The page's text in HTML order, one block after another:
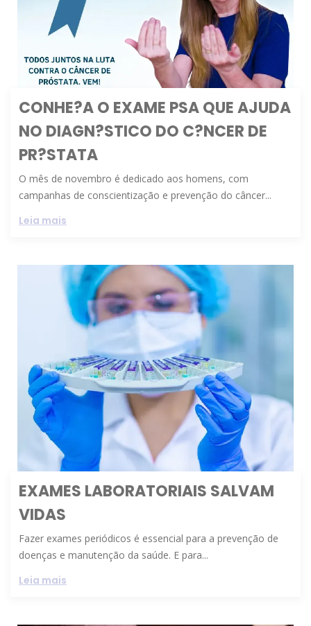
CONHE?A O EXAME PSA QUE AJUDA
NO DIAGN?STICO DO C?NCER DE
PR?STATA
O mês de novembro é dedicado aos homens, com
campanhas de conscientização e prevenção do câncer...
Leia mais
EXAMES LABORATORIAIS SALVAM
VIDAS
Fazer exames periódicos é essencial para a prevenção de
doenças e manutenção da saúde. E para...
Leia mais